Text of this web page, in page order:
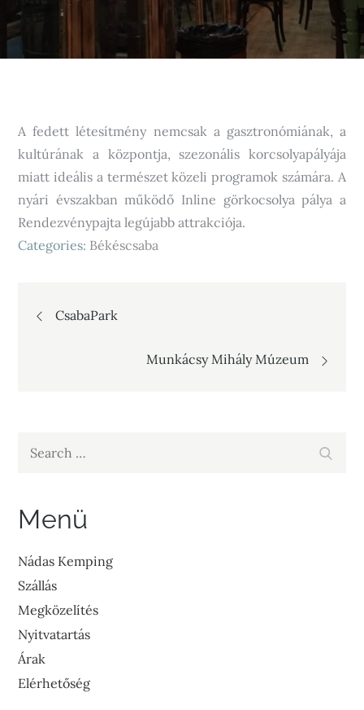
A fedett létesítmény nemcsak a gasztronómiának, a
kultúrának a központja, szezonális korcsolyapályája
miatt ideális a természet közeli programok számára. A
nyári évszakban működő Inline görkocsolya pálya a
Rendezvénypajta legújabb attrakciója.
Categories: Békéscsaba
Bejegyzés
navigáció
CsabaPark
Munkácsy Mihály Múzeum
Menü
Nádas Kemping
Szállás
Megközelítés
Nyitvatartás
Árak
Elérhetőség